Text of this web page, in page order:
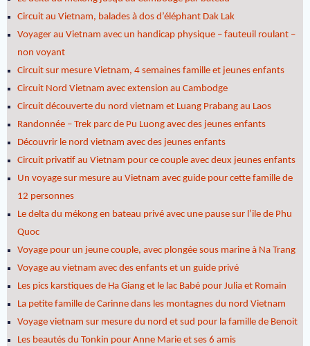
Circuit au Vietnam, balades à dos d’éléphant Dak Lak
Voyager au Vietnam avec un handicap physique – fauteuil roulant –
non voyant
Circuit sur mesure Vietnam, 4 semaines famille et jeunes enfants
Circuit Nord Vietnam avec extension au Cambodge
Circuit découverte du nord vietnam et Luang Prabang au Laos
Randonnée – Trek parc de Pu Luong avec des jeunes enfants
Découvrir le nord vietnam avec des jeunes enfants
Circuit privatif au Vietnam pour ce couple avec deux jeunes enfants
Un voyage sur mesure au Vietnam avec guide pour cette famille de
12 personnes
Le delta du mékong en bateau privé avec une pause sur l’ile de Phu
Quoc
Voyage pour un jeune couple, avec plongée sous marine à Na Trang
Voyage au vietnam avec des enfants et un guide privé
Les pics karstiques de Ha Giang et le lac Babé pour Julia et Romain
La petite famille de Carinne dans les montagnes du nord Vietnam
Voyage vietnam sur mesure du nord et sud pour la famille de Benoit
Les beautés du Tonkin pour Anne Marie et ses 6 amis